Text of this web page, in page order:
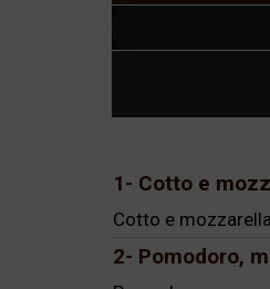
1- Cotto e
Cotto e mozzarella
2- Pomodoro,